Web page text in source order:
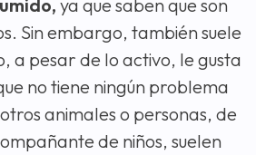
ya que saben que son
Sin embargo, también suele
a pesar de lo activo, le gusta
no tiene ningún problema
animales o personas, de
de niños, suelen